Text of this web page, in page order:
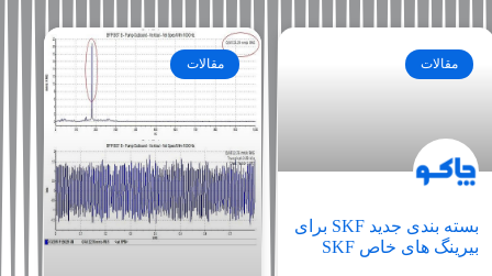
مقالات
بسته بندی جدید SKF برای
بیرینگ های خاص SKF
مقالات